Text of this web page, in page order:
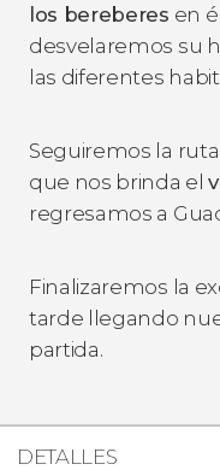
los bereberes en
desvelaremos su
las diferentes
Seguiremos la
que nos brinda el
regresamos a
Finalizaremos la
tarde llegando
partida.
DETALLES